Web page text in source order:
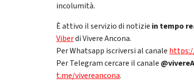
incolumità.
È attivo il servizio di notizie in tempo
Viberdi Vivere Ancona.
Per Whatsapp iscriversi al canale
Per Telegram cercare il canale
t.me/vivereancona.